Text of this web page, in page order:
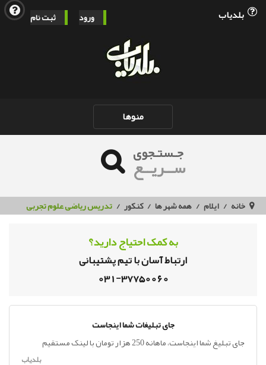
ورود ثبت نام بلدیاب
Toggle
navigation
منوها
جـستـجوی
ســریــع
خانه ایلام همه شهر ها کنکور تدریس ریاضی علوم تجربی
به کمک احتیاج دارید؟
ارتباط آسان با تیم پشتیبانی
031-37750060
جای تبلیغات شما اینجاست
جای تبلیغ شما اینجاست، ماهانه 250 هزار تومان با لینک مستقیم
بلدیاب